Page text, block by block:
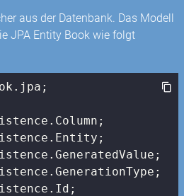
aus der Datenbank. Das Modell
JPA Entity Book wie folgt